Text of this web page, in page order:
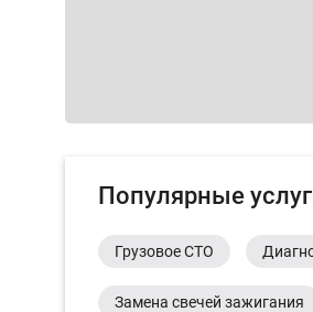
Популярные
Грузовое СТО
Замена свечей зажигания